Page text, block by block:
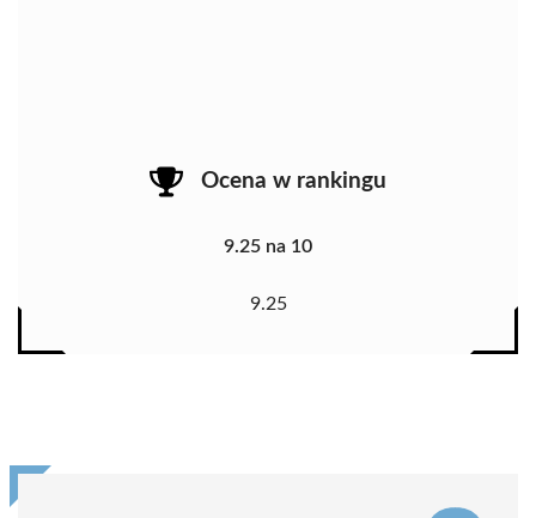
Ocena w rankingu
9.25 na 10
9.25